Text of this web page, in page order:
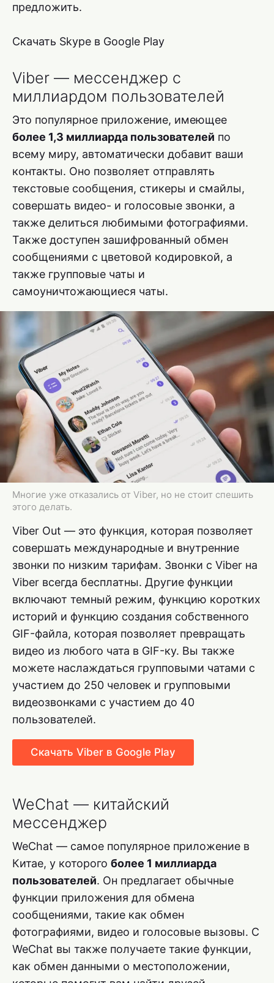
предложить.
Скачать Skype в Google Play
Viber — мессенджер с
миллиардом пользователей
Это популярное приложение, имеющее
более 1,3 миллиарда пользователей по
всему миру, автоматически добавит ваши
контакты. Оно позволяет отправлять
текстовые сообщения, стикеры и смайлы,
совершать видео- и голосовые звонки, а
также делиться любимыми фотографиями.
Также доступен зашифрованный обмен
сообщениями с цветовой кодировкой, а
также групповые чаты и
самоуничтожающиеся чаты.
Многие уже отказались от Viber, но не стоит спешить
этого делать.
Viber Out — это функция, которая позволяет
совершать международные и внутренние
звонки по низким тарифам. Звонки с Viber на
Viber всегда бесплатны. Другие функции
включают темный режим, функцию коротких
историй и функцию создания собственного
GIF-файла, которая позволяет превращать
видео из любого чата в GIF-ку. Вы также
можете наслаждаться групповыми чатами с
участием до 250 человек и групповыми
видеозвонками с участием до 40
пользователей.
Скачать Viber в Google Play
WeChat — китайский
мессенджер
WeChat — самое популярное приложение в
Китае, у которого более 1 миллиарда
пользователей. Он предлагает обычные
функции приложения для обмена
сообщениями, такие как обмен
фотографиями, видео и голосовые вызовы. С
WeChat вы также получаете такие функции,
как обмен данными о местоположении,